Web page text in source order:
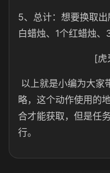
5、总计：想要换取
白蜡烛、1个红蜡烛、
[虎
以上就是小编为大家
略，这个动作使用的
合才能获取，但是任
行。